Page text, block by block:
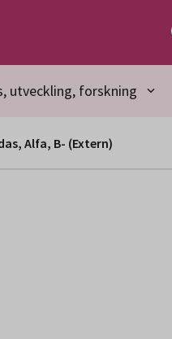
utveckling, forskning
Alfa, B- (Extern)